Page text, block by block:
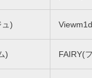
)
) FAIRY(